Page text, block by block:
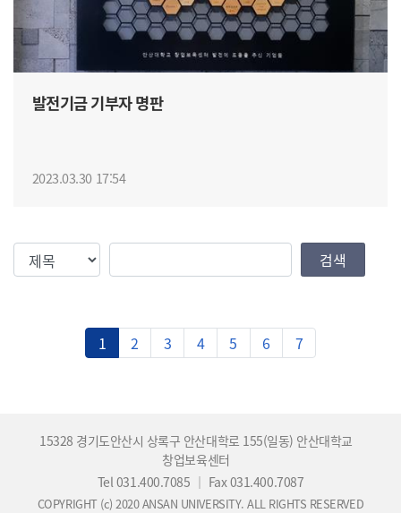
발전기금 기부자 명판
2023.03.30 17:54
검색조건 검색값 검색
1 2 3 4 5 6 7
15328 경기도안산시 상록구 안산대학로 155(일동) 안산대학교
창업보육센터
Tel 031.400.7085 ｜ Fax 031.400.7087
COPYRIGHT (c) 2020 ANSAN UNIVERSITY. ALL RIGHTS RESERVED